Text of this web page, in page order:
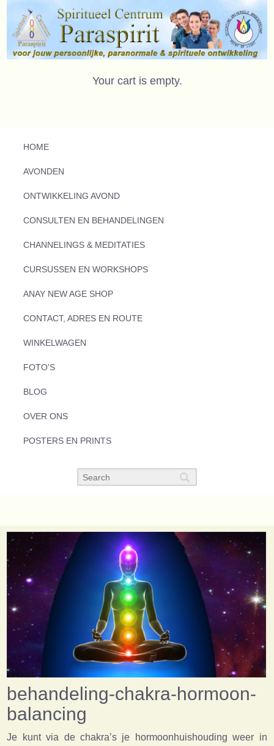
Your cart is empty.
HOME
AVONDEN
ONTWIKKELING AVOND
CONSULTEN EN BEHANDELINGEN
CHANNELINGS & MEDITATIES
CURSUSSEN EN WORKSHOPS
ANAY NEW AGE SHOP
CONTACT, ADRES EN ROUTE
WINKELWAGEN
FOTO'S
BLOG
OVER ONS
POSTERS EN PRINTS
behandeling-chakra-hormoon-
balancing
Je kunt via de chakra’s je hormoonhuishouding weer in